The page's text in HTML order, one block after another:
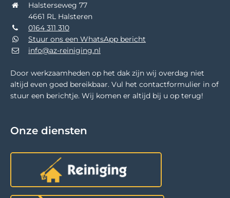
Halsterseweg 77
4661 RL Halsteren
0164 311 310
Stuur ons een WhatsApp bericht
info@az-reiniging.nl
Door werkzaamheden op het dak zijn wij overdag niet
altijd even goed bereikbaar. Vul het contactformulier in of
stuur een berichtje. Wij komen er altijd bij u op terug!
Onze diensten